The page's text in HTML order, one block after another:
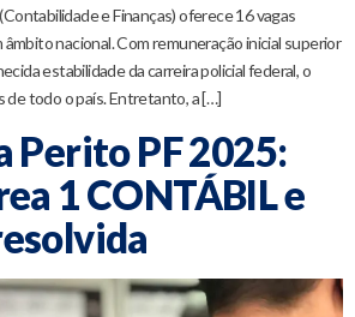
e Finanças) oferece 16 vagas
nacional. Com remuneração inicial superior
estabilidade da carreira policial federal, o
de todo o país. Entretanto, a […]
Perito PF 2025:
1 CONTÁBIL e